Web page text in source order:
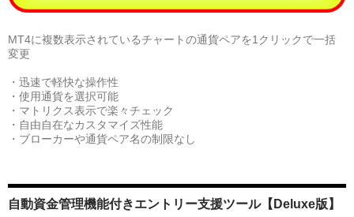
MT4に複数表示されているチャートの通貨ペアを1クリックで一括
変更
・迅速で軽快な操作性
・使用通貨を選択可能
・マトリクス表示で楽々チェック
・自由自在なカスタマイズ性能
・ブローカーや通貨ペア名の制限なし
自動資金管理機能付きエントリー支援ツール【Deluxe版】